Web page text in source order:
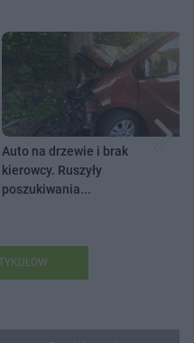
Auto na drzewie i brak
kierowcy. Ruszyły
poszukiwania...